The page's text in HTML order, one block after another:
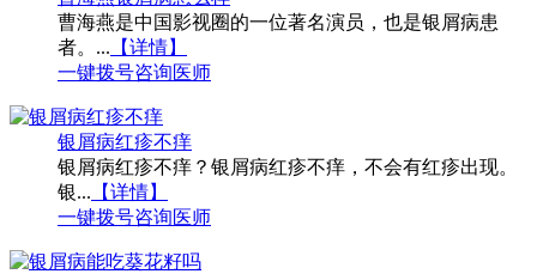
曹海燕是中国影视圈的一位著名演员，也是银屑病患
者。... 【详情】
一键拨号咨询医师
银屑病红疹不痒
银屑病红疹不痒？银屑病红疹不痒，不会有红疹出现。
银... 【详情】
一键拨号咨询医师